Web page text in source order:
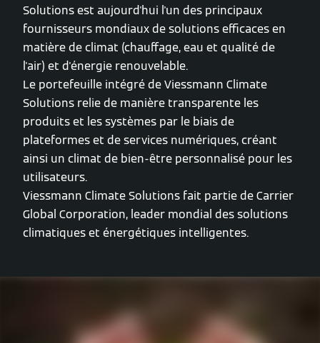
Solutions est aujourd'hui l'un des principaux
fournisseurs mondiaux de solutions efficaces en
matière de climat (chauffage, eau et qualité de
l'air) et d'énergie renouvelable.
Le portefeuille intégré de Viessmann Climate
Solutions relie de manière transparente les
produits et les systèmes par le biais de
plateformes et de services numériques, créant
ainsi un climat de bien-être personnalisé pour les
utilisateurs.
Viessmann Climate Solutions fait partie de Carrier
Global Corporation, leader mondial des solutions
climatiques et énergétiques intelligentes.